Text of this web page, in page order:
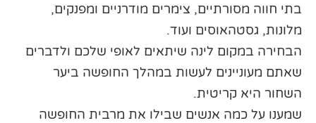
בתי חווה מסורתיים, צימרים מודרניים ומפנקים,
מלונות, גסטהאוסים ועוד.
הבחירה במקום לינה שיתאים לאופי שלכם ולדברים
שאתם מעוניינים לעשות במהלך החופשה ביער
השחור היא קריטית.
שמענו על כמה אנשים שבילו את מרבית החופשה